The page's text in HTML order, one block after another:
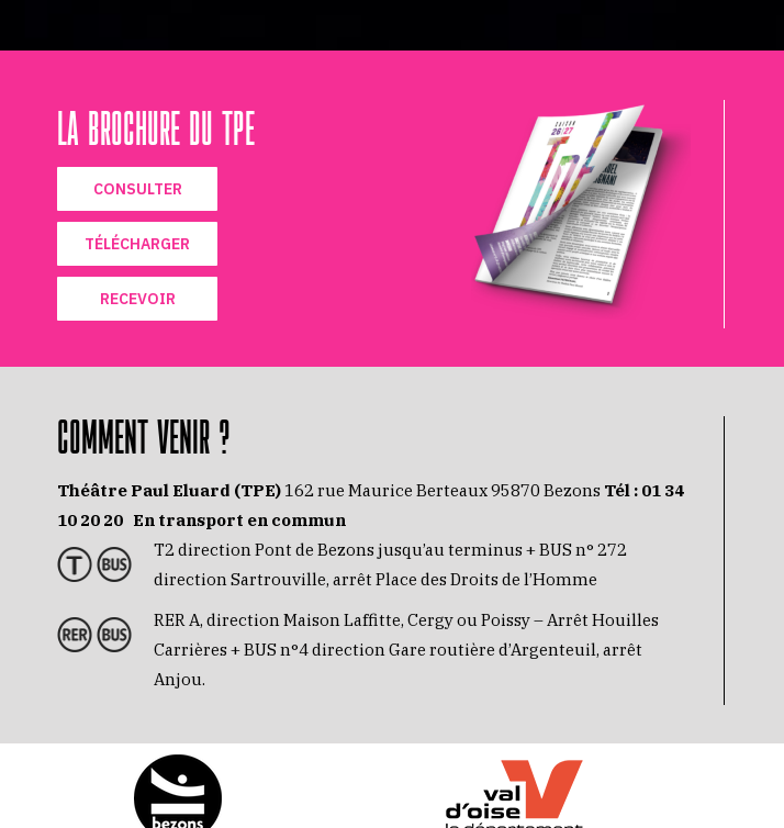
LA BROCHURE DU TPE
CONSULTER
TÉLÉCHARGER
RECEVOIR
COMMENT VENIR ?
Théâtre Paul Eluard (TPE) 162 rue Maurice Berteaux 95870 Bezons Tél : 01 34
10 20 20 En transport en commun
T2 direction Pont de Bezons jusqu’au terminus + BUS n° 272
direction Sartrouville, arrêt Place des Droits de l’Homme
RER A, direction Maison Laffitte, Cergy ou Poissy – Arrêt Houilles
Carrières + BUS n°4 direction Gare routière d’Argenteuil, arrêt
Anjou.